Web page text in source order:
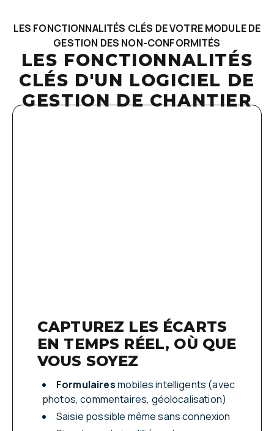
LES FONCTIONNALITÉS CLÉS DE VOTRE MODULE DE
GESTION DES NON-CONFORMITÉS
LES FONCTIONNALITÉS
CLÉS D'UN LOGICIEL DE
GESTION DE CHANTIER
CAPTUREZ LES ÉCARTS
EN TEMPS RÉEL, OÙ QUE
VOUS SOYEZ
Formulairesmobiles intelligents (avec
photos, commentaires, géolocalisation)
Saisie possible même sans connexion